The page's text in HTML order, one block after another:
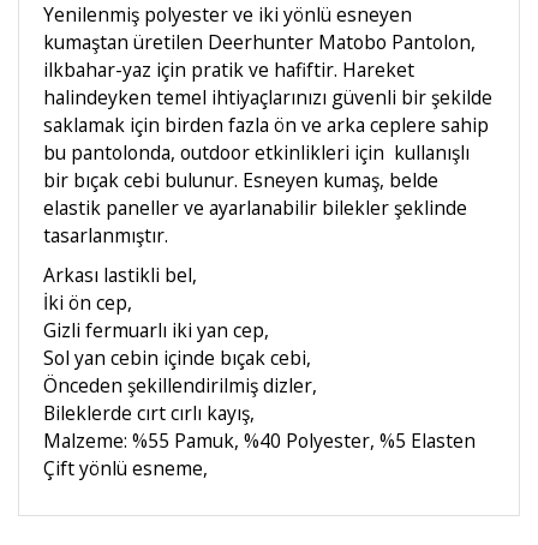
Yenilenmiş polyester ve iki yönlü esneyen
kumaştan üretilen Deerhunter Matobo Pantolon,
ilkbahar-yaz için pratik ve hafiftir. Hareket
halindeyken temel ihtiyaçlarınızı güvenli bir şekilde
saklamak için birden fazla ön ve arka ceplere sahip
bu pantolonda, outdoor etkinlikleri için kullanışlı
bir bıçak cebi bulunur. Esneyen kumaş, belde
elastik paneller ve ayarlanabilir bilekler şeklinde
tasarlanmıştır.
Arkası lastikli bel,
İki ön cep,
Gizli fermuarlı iki yan cep,
Sol yan cebin içinde bıçak cebi,
Önceden şekillendirilmiş dizler,
Bileklerde cırt cırlı kayış,
Malzeme: %55 Pamuk, %40 Polyester, %5 Elasten
Çift yönlü esneme,